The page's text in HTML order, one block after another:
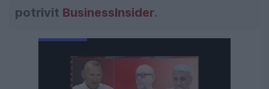
potrivit BusinessInsider.